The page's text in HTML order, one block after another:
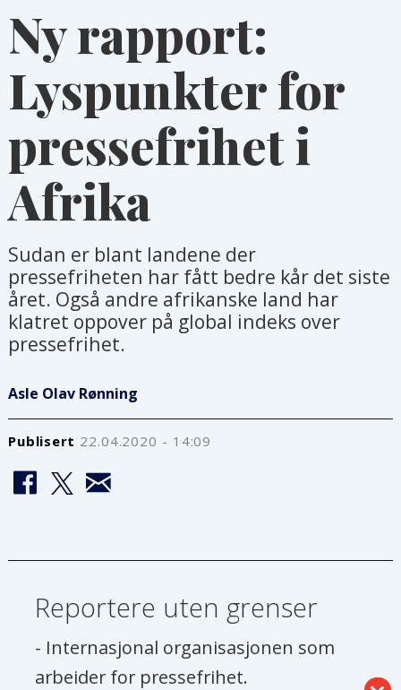
Ny rapport:
Lyspunkter for
pressefrihet i
Afrika
Sudan er blant landene der
pressefriheten har fått bedre kår det siste
året. Også andre afrikanske land har
klatret oppover på global indeks over
pressefrihet.
Asle Olav Rønning
Publisert 22.04.2020 - 14:09
Reportere uten grenser
- Internasjonal organisasjonen som
arbeider for pressefrihet.